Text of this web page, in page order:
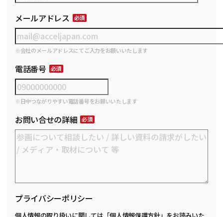
メールアドレス
※会社のメールアドレスにてご入力をお願いいたします
電話番号
※日中つながりやすい電話番号をお願いいたします
お問い合せの詳細
プライバシーポリシー